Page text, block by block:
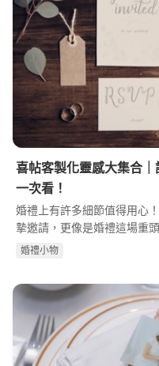
喜帖客製化靈感大集合
一次看！
婚禮上有許多細節值得用心
摯邀請，更像是婚禮這場重
氛圍，讓親友們在日子尚未
婚禮⼩物